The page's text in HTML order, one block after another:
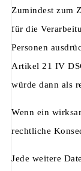
Zumindest zum
für die
Personen
Artikel 21 IV
würde dann als
Wenn ein
rechtliche
Jede weitere